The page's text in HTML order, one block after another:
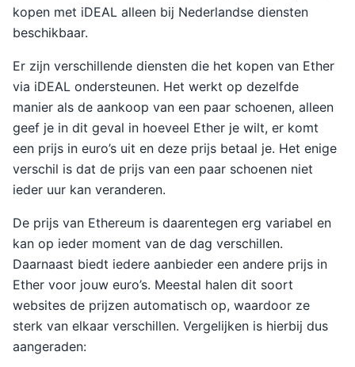
kopen met iDEAL alleen bij Nederlandse diensten
beschikbaar.
Er zijn verschillende diensten die het kopen van Ether
via iDEAL ondersteunen. Het werkt op dezelfde
manier als de aankoop van een paar schoenen, alleen
geef je in dit geval in hoeveel Ether je wilt, er komt
een prijs in euro’s uit en deze prijs betaal je. Het enige
verschil is dat de prijs van een paar schoenen niet
ieder uur kan veranderen.
De prijs van Ethereum is daarentegen erg variabel en
kan op ieder moment van de dag verschillen.
Daarnaast biedt iedere aanbieder een andere prijs in
Ether voor jouw euro’s. Meestal halen dit soort
websites de prijzen automatisch op, waardoor ze
sterk van elkaar verschillen. Vergelijken is hierbij dus
aangeraden: